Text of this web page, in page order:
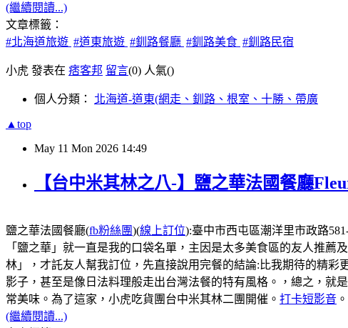
(繼續閱讀...)
文章標籤：
#北海道旅遊 #道東旅遊 #釧路餐廳 #釧路美食 #釧路民宿
小虎 發表在 痞客邦 留言(0) 人氣()
個人分類： 北海道-道東(網走、釧路、根室、十勝、帶廣
▲top
May 11 Mon 2026 14:49
【台中米其林之八-】鹽之華法國餐廳
鹽之華法國餐廳(fb粉絲團)(線上訂位):臺中市西屯區潮洋里市政路
「鹽之華」就一直是我的口袋名單，主因是太多美食區的友人推
林」，才託友人幫我訂位，先直接說用完餐的結論:比我期待的精
影子，甚至是像日法料理般走出台灣法餐的特有風格。，總之，就
常美味。為了這家，小虎吃貨團台中米其林二團開催。 打卡短影音 。
(繼續閱讀...)